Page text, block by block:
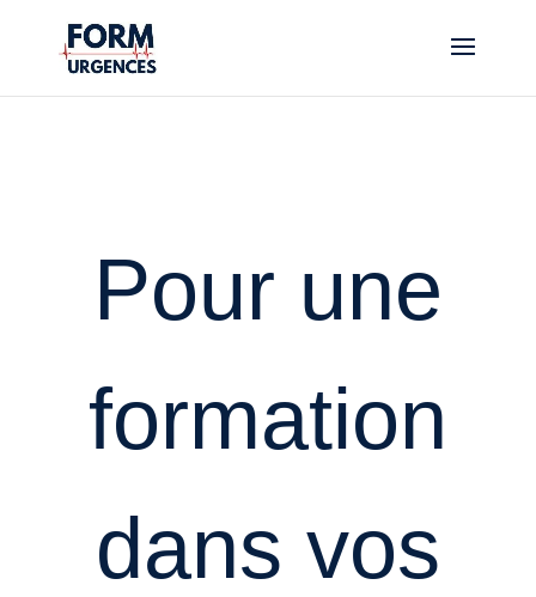
Pour une
formation
dans vos